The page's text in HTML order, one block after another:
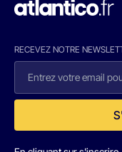
RECEVEZ NOTRE